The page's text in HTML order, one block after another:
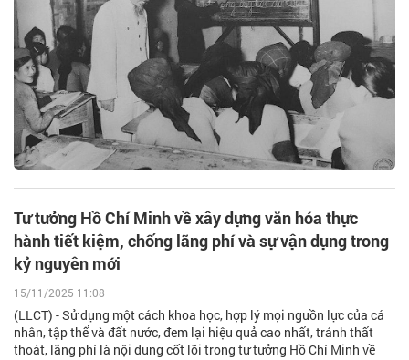
Tư tưởng Hồ Chí Minh về xây dựng văn hóa thực
hành tiết kiệm, chống lãng phí và sự vận dụng trong
kỷ nguyên mới
15/11/2025 11:08
(LLCT) - Sử dụng một cách khoa học, hợp lý mọi nguồn lực của cá
nhân, tập thể và đất nước, đem lại hiệu quả cao nhất, tránh thất
thoát, lãng phí là nội dung cốt lõi trong tư tưởng Hồ Chí Minh về